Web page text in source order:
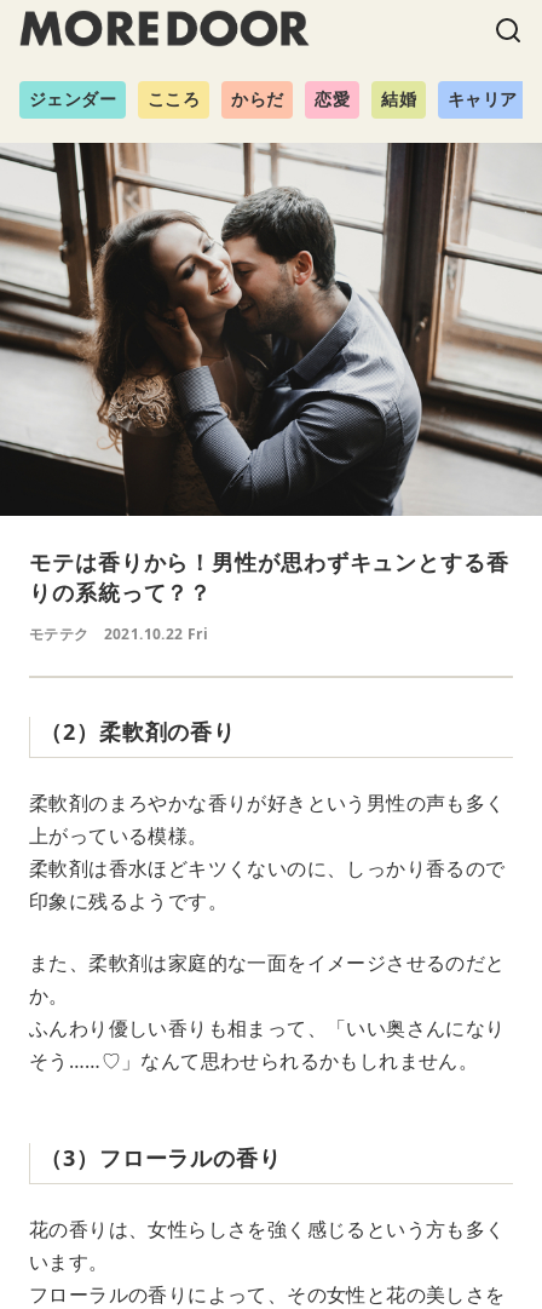
ジェンダー こころ からだ 恋愛 結婚 キャリア
モテは香りから！男性が思わずキュンとする香
りの系統って？？
モテテク 2021.10.22 Fri
（2）柔軟剤の香り
柔軟剤のまろやかな香りが好きという男性の声も多く
上がっている模様。
柔軟剤は香水ほどキツくないのに、しっかり香るので
印象に残るようです。
また、柔軟剤は家庭的な一面をイメージさせるのだと
か。
ふんわり優しい香りも相まって、「いい奥さんになり
そう……♡」なんて思わせられるかもしれません。
（3）フローラルの香り
花の香りは、女性らしさを強く感じるという方も多く
います。
フローラルの香りによって、その女性と花の美しさを